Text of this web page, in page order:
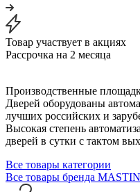
Товар участвует в акциях
Рассрочка на 2 месяца
Производственные
Дверей оборудованы
лучших российских и
Высокая степень
дверей в сутки с тактом
Все товары категории
Все товары бренда